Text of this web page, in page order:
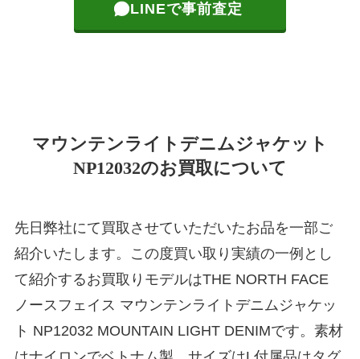
LINEで事前査定
マウンテンライトデニムジャケット
NP12032のお買取について
先日弊社にて買取させていただいたお品を一部ご
紹介いたします。この度買い取り実績の一例とし
て紹介するお買取りモデルはTHE NORTH FACE
ノースフェイス マウンテンライトデニムジャケッ
ト NP12032 MOUNTAIN LIGHT DENIMです。素材